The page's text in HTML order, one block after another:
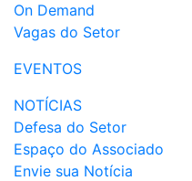
On Demand
Vagas do Setor
EVENTOS
NOTÍCIAS
Defesa do Setor
Espaço do Associado
Envie sua Notícia